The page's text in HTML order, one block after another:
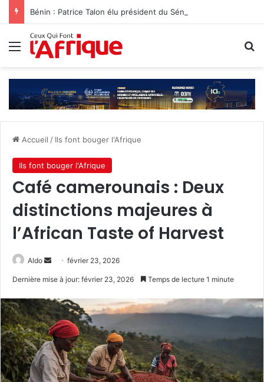
Bénin : Patrice Talon élu président du Sénat‎
Menu
Accueil / Ils font bouger l'Afrique
Ils font bouger l'Afrique
Café camerounais : Deux
distinctions majeures à
l’African Taste of Harvest
Aldo
Envoyerfévrier 23, 2026
Dernière mise à jour: février 23, 2026 Temps de lecture 1 minute